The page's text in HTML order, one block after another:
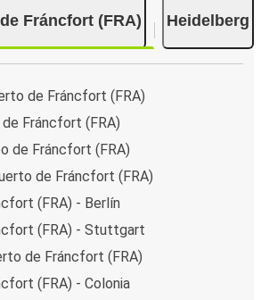
Fráncfort (FRA) Heidelberg
de Fráncfort (FRA)
Fráncfort (FRA)
de Fráncfort (FRA)
de Fráncfort (FRA)
(FRA) - Berlín
(FRA) - Stuttgart
de Fráncfort (FRA)
(FRA) - Colonia